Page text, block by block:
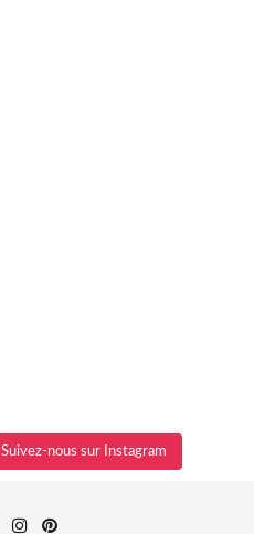
Suivez-nous sur Instagram